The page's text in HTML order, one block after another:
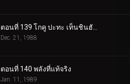
Dec. 21, 1988
ตอนที่ 140 พลังที่แท้จริง
Jan. 11, 1989